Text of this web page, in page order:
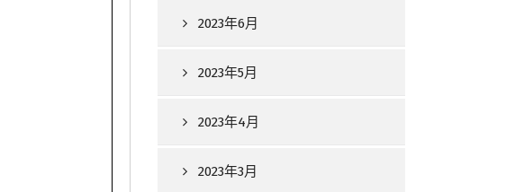
2023年6月
2023年5月
2023年4月
2023年3月